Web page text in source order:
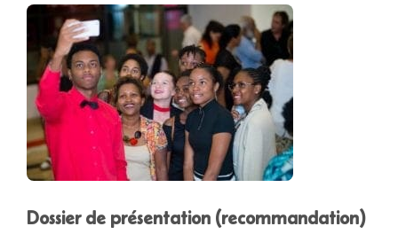
Dossier de présentation (recommandation)